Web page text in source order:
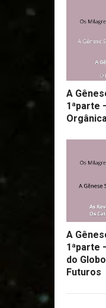
A
1ªparte
A
1ªparte
do
Futuros